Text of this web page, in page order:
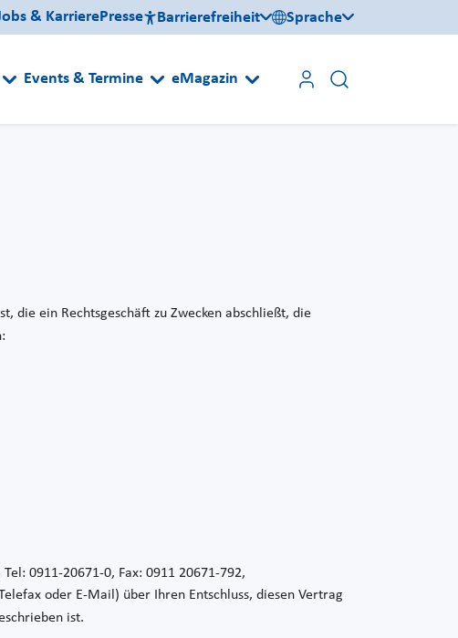
& KarrierePresse Barrierefreiheit Sprache
Events & Termine eMagazin
die ein Rechtsgeschäft zu Zwecken abschließt, die
0911-20671-0, Fax: 0911 20671-792,
oder E-Mail) über Ihren Entschluss, diesen Vertrag
ist.